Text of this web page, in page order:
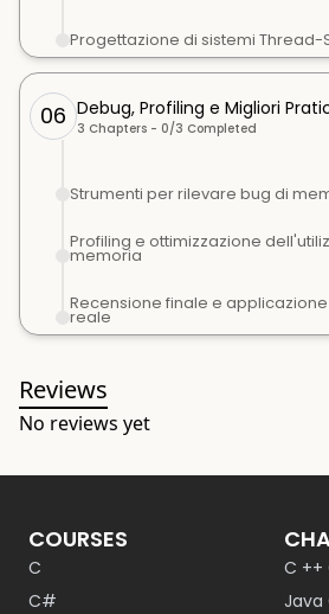
Progettazione di sistemi Thread-
06 Debug, Profiling e Migliori
3 Chapters - 0/3 Completed
Strumenti per rilevare bug di
Profiling e ottimizzazione
memoria
Recensione finale e
reale
Reviews
No reviews yet
COURSES
C
C#
C ++
Java